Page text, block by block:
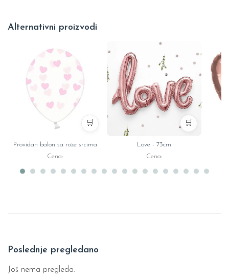
Alternativni proizvodi
🛒
Providan balon sa roze srcima
Cena:
🛒
Love - 73cm
Cena:
Poslednje pregledano
Još nema pregleda.